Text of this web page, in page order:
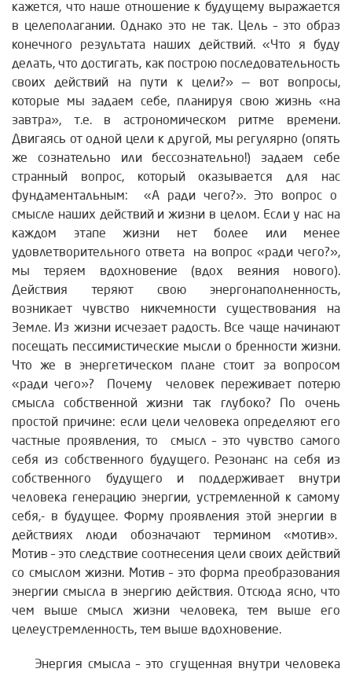
кажется, что наше отношение к будущему выражается
в целеполагании. Однако это не так. Цель – это образ
конечного результата наших действий. «Что я буду
делать, что достигать, как построю последовательность
своих действий на пути к цели?» — вот вопросы,
которые мы задаем себе, планируя свою жизнь «на
завтра», т.е. в астрономическом ритме времени.
Двигаясь от одной цели к другой, мы регулярно (опять
же сознательно или бессознательно!) задаем себе
странный вопрос, который оказывается для нас
фундаментальным: «А ради чего?». Это вопрос о
смысле наших действий и жизни в целом. Если у нас на
каждом этапе жизни нет более или менее
удовлетворительного ответа на вопрос «ради чего?»,
мы теряем вдохновение (вдох веяния нового).
Действия теряют свою энергонаполненность,
возникает чувство никчемности существования на
Земле. Из жизни исчезает радость. Все чаще начинают
посещать пессимистические мысли о бренности жизни.
Что же в энергетическом плане стоит за вопросом
«ради чего»? Почему человек переживает потерю
смысла собственной жизни так глубоко? По очень
простой причине: если цели человека определяют его
частные проявления, то смысл – это чувство самого
себя из собственного будущего. Резонанс на себя из
собственного будущего и поддерживает внутри
человека генерацию энергии, устремленной к самому
себя,- в будущее. Форму проявления этой энергии в
действиях люди обозначают термином «мотив».
Мотив – это следствие соотнесения цели своих действий
со смыслом жизни. Мотив – это форма преобразования
энергии смысла в энергию действия. Отсюда ясно, что
чем выше смысл жизни человека, тем выше его
целеустремленность, тем выше вдохновение.
Энергия смысла – это сгущенная внутри человека